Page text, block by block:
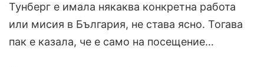
Тунберг е имала някаква конкретна работа
или мисия в България, не става ясно. Тогава
пак е казала, че е само на посещение…